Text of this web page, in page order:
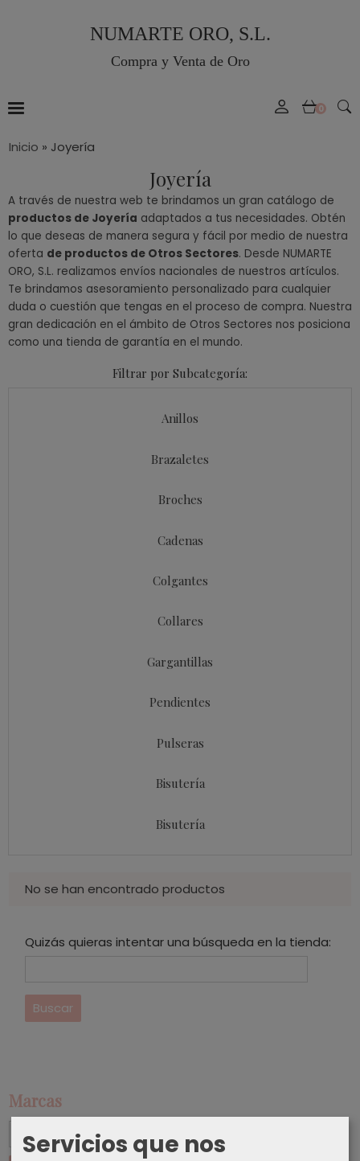
NUMARTE ORO, S.L.
Compra y Venta de Oro
0
Marcas
Inicio » Joyería
Joyería
A través de nuestra web te brindamos un gran catálogo de
productos de Joyería adaptados a tus necesidades. Obtén
lo que deseas de manera segura y fácil por medio de nuestra
oferta de productos de Otros Sectores. Desde NUMARTE
ORO, S.L. realizamos envíos nacionales de nuestros artículos.
Te brindamos asesoramiento personalizado para cualquier
duda o cuestión que tengas en el proceso de compra. Nuestra
gran dedicación en el ámbito de Otros Sectores nos posiciona
como una tienda de garantía en el mundo.
Filtrar por Subcategoría:
Anillos
Brazaletes
Broches
Cadenas
Colgantes
Collares
Gargantillas
Pendientes
Pulseras
Bisutería
Bisutería
No se han encontrado productos
Quizás quieras intentar una búsqueda en la tienda:
Servicios que nos